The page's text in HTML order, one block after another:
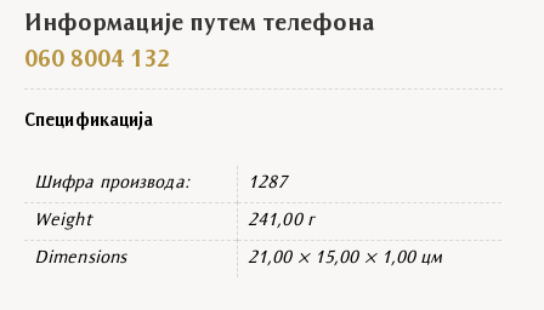
Информације путем телефона
060 8004 132
Спецификација
Шифра производа: 1287
Weight 241,00 г
Dimensions 21,00 × 15,00 × 1,00 цм